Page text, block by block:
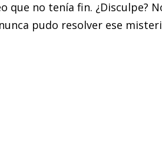
que no tenía fin. ¿Disculpe?
pudo resolver ese